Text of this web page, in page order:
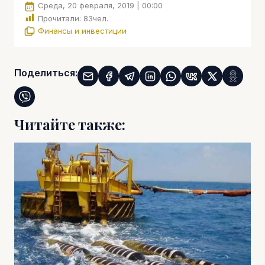
Среда, 20 февраля, 2019 | 00:00
Прочитали: 83чел.
Финансы и инвестиции
Поделиться:
Читайте также: